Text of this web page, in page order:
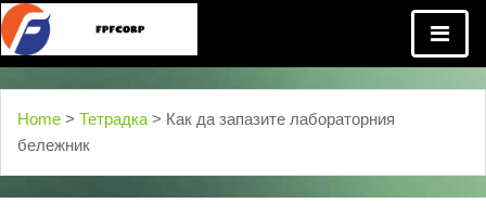
Home > Тетрадка > Как да запазите лабораторния
бележник